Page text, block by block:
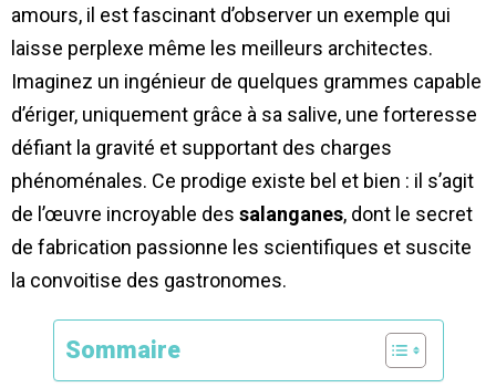
amours, il est fascinant d’observer un exemple qui
laisse perplexe même les meilleurs architectes.
Imaginez un ingénieur de quelques grammes capable
d’ériger, uniquement grâce à sa salive, une forteresse
défiant la gravité et supportant des charges
phénoménales. Ce prodige existe bel et bien : il s’agit
de l’œuvre incroyable des salanganes, dont le secret
de fabrication passionne les scientifiques et suscite
la convoitise des gastronomes.
Sommaire